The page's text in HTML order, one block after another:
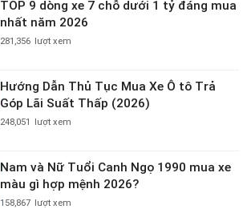
TOP 9 dòng xe 7 chỗ dưới 1 tỷ đáng mua
nhất năm 2026
281,356 lượt xem
Hướng Dẫn Thủ Tục Mua Xe Ô tô Trả
Góp Lãi Suất Thấp (2026)
248,051 lượt xem
Nam và Nữ Tuổi Canh Ngọ 1990 mua xe
màu gì hợp mệnh 2026?
158,867 lượt xem